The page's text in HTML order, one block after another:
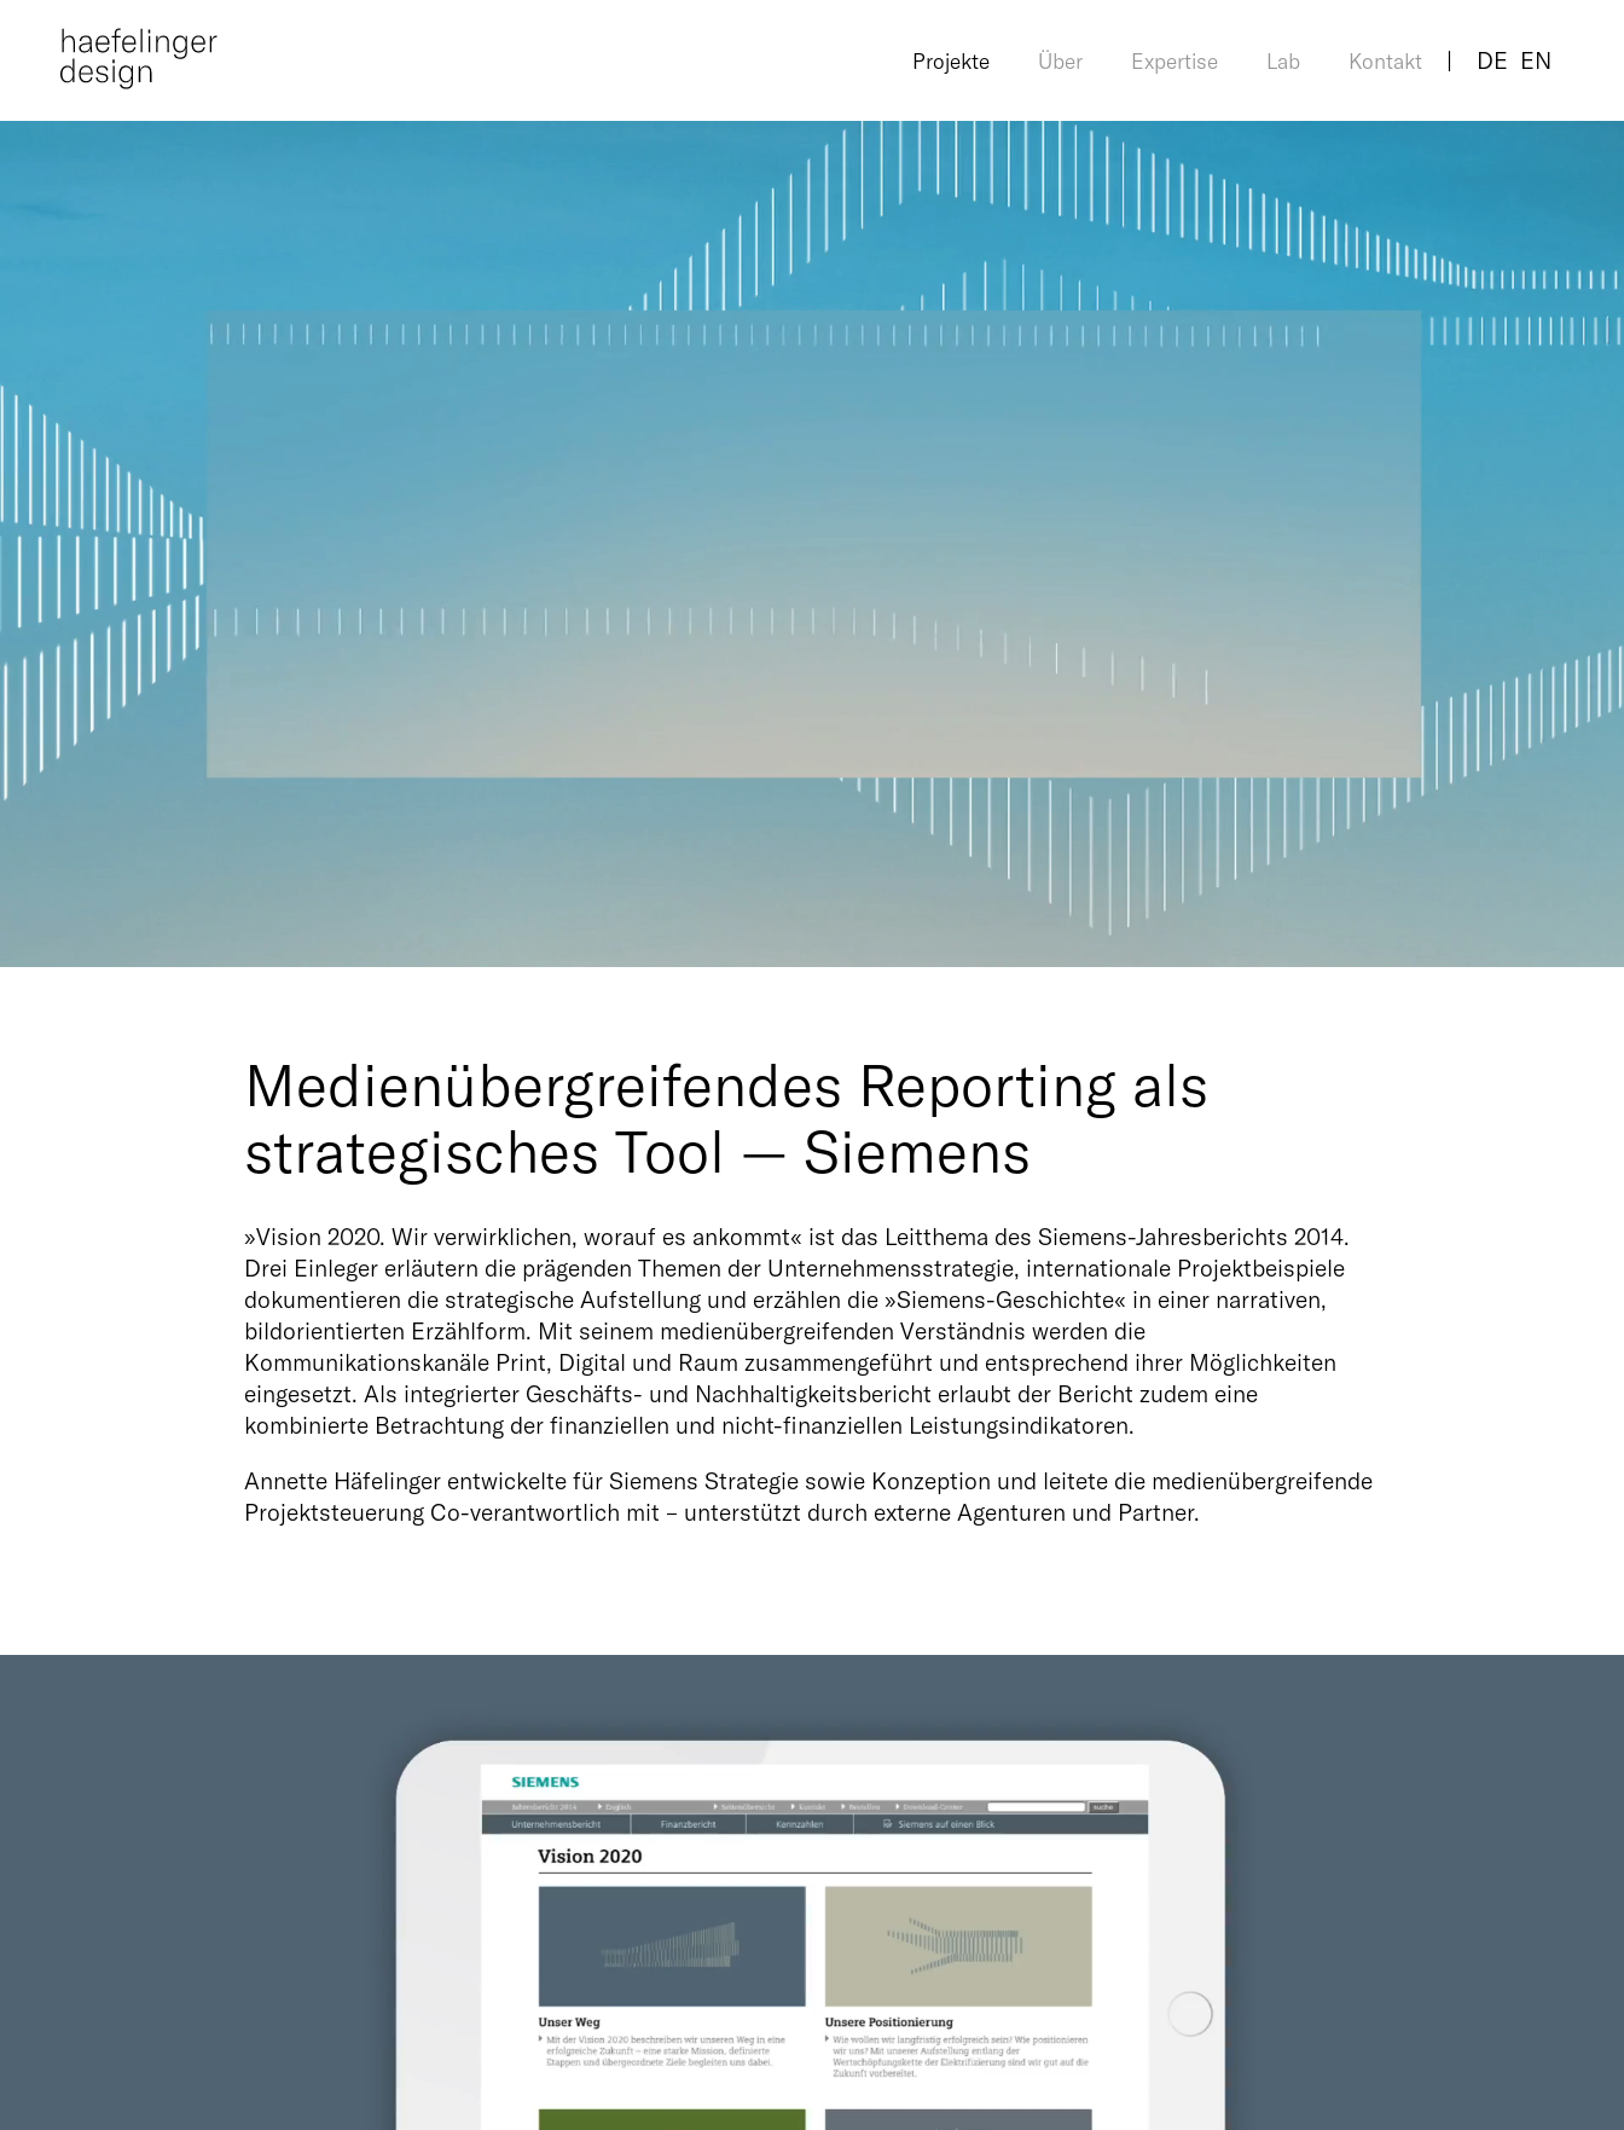
Projekte Über Expertise Lab Kontakt DE EN
Medienübergreifendes Reporting als
strategisches Tool — Siemens
»Vision 2020. Wir verwirklichen, worauf es ankommt« ist das Leitthema des Siemens-Jahresberichts 2014.
Drei Einleger erläutern die prägenden Themen der Unternehmensstrategie, internationale Projektbeispiele
dokumentieren die strategische Aufstellung und erzählen die »Siemens-Geschichte« in einer narrativen,
bildorientierten Erzählform. Mit seinem medienübergreifenden Verständnis werden die
Kommunikationskanäle Print, Digital und Raum zusammengeführt und entsprechend ihrer Möglichkeiten
eingesetzt. Als integrierter Geschäfts- und Nachhaltigkeitsbericht erlaubt der Bericht zudem eine
kombinierte Betrachtung der finanziellen und nicht-finanziellen Leistungsindikatoren.
Annette Häfelinger entwickelte für Siemens Strategie sowie Konzeption und leitete die medienübergreifende
Projektsteuerung Co-verantwortlich mit – unterstützt durch externe Agenturen und Partner.